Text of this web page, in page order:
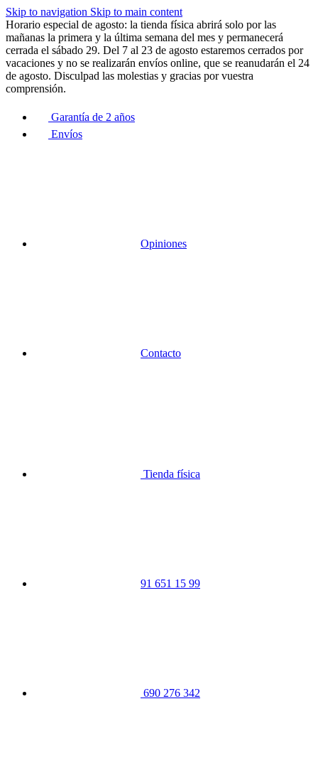
Skip to navigation Skip to main content
Horario especial de agosto: la tienda física abrirá solo por las
mañanas la primera y la última semana del mes y permanecerá
cerrada el sábado 29. Del 7 al 23 de agosto estaremos cerrados por
vacaciones y no se realizarán envíos online, que se reanudarán el 24
de agosto. Disculpad las molestias y gracias por vuestra
comprensión.
Garantía de 2 años
Envíos
Opiniones
Contacto
Tienda física
91 651 15 99
690 276 342